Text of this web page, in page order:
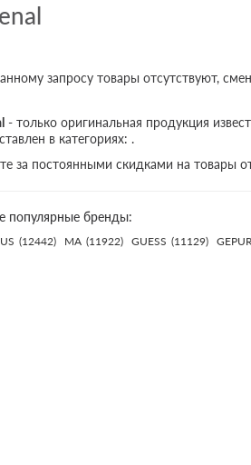
запросу товары отсутствуют,
- только оригинальная продукция
в категориях: .
за постоянными скидками на товары
популярные бренды:
(12442) MA (11922) GUESS (11129)